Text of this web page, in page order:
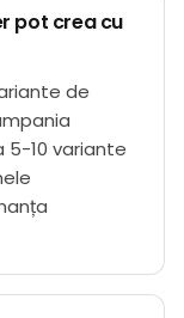
pot crea cu
de
10 variante